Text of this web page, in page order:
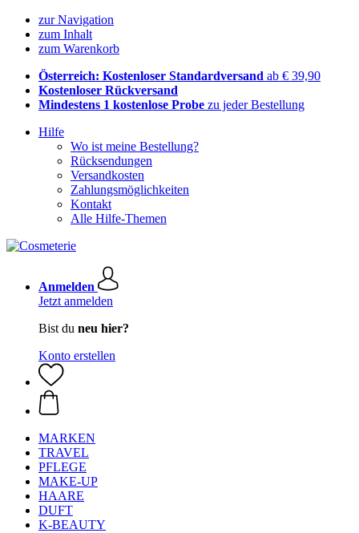
zur Navigation
zum Inhalt
zum Warenkorb
Österreich: Kostenloser Standardversand ab € 39,90
Kostenloser Rückversand
Mindestens 1 kostenlose Probe zu jeder Bestellung
Hilfe
Wo ist meine Bestellung?
Rücksendungen
Versandkosten
Zahlungsmöglichkeiten
Kontakt
Alle Hilfe-Themen
Anmelden
Jetzt anmelden
Bist du neu hier?
Konto erstellen
MARKEN
TRAVEL
PFLEGE
MAKE-UP
HAARE
DUFT
K-BEAUTY